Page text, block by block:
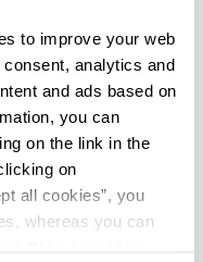
to improve your web
analytics and
and ads based on
you can
on the link in the
on
all cookies”, you
whereas you can
artistica
con la chiesa
in stile neo-
'900). Nell'anno
vicinanze
di mosaici che
vita del Santo.